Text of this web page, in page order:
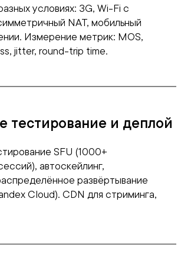
условиях: 3G, Wi-Fi с
NAT, мобильный
Измерение метрик: MOS,
jitter, round-trip time.
тестирование и деплой
SFU (1000+
автоскейлинг,
развёртывание
Cloud). CDN для стриминга,